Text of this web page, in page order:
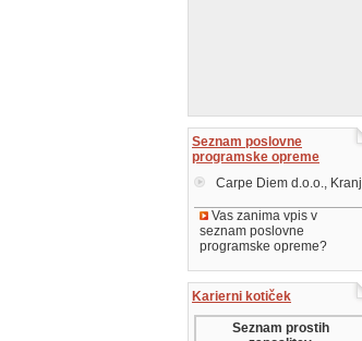
Seznam poslovne
programske opreme
Carpe Diem d.o.o., Kranj
Vas zanima vpis v
seznam poslovne
programske opreme?
Karierni kotiček
Seznam prostih